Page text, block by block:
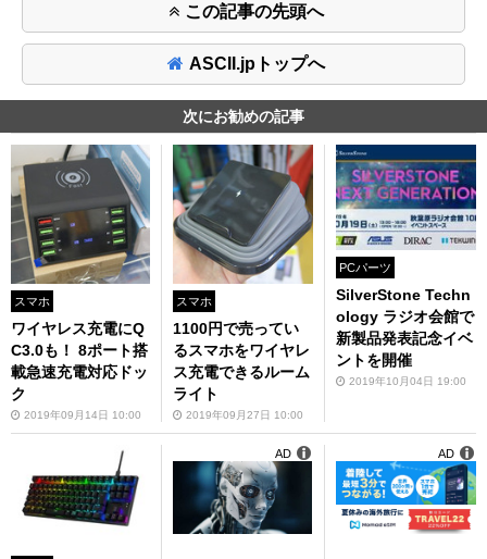
この記事の先頭へ
ASCII.jpトップへ
次にお勧めの記事
スマホ
ワイヤレス充電にQ
C3.0も！ 8ポート搭
載急速充電対応ドッ
ク
2019年09月14日 10:00
スマホ
1100円で売ってい
るスマホをワイヤレ
ス充電できるルーム
ライト
2019年09月27日 10:00
PCパーツ
SilverStone Techn
ology ラジオ会館で
新製品発表記念イベ
ントを開催
2019年10月04日 19:00
AD AD